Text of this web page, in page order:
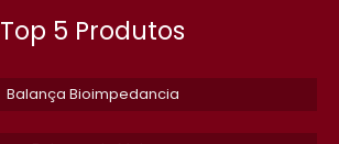
Top 5 Produtos
Balança Bioimpedancia